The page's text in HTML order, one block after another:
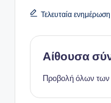
Τελευταία
Αίθουσα
Προβολή όλων